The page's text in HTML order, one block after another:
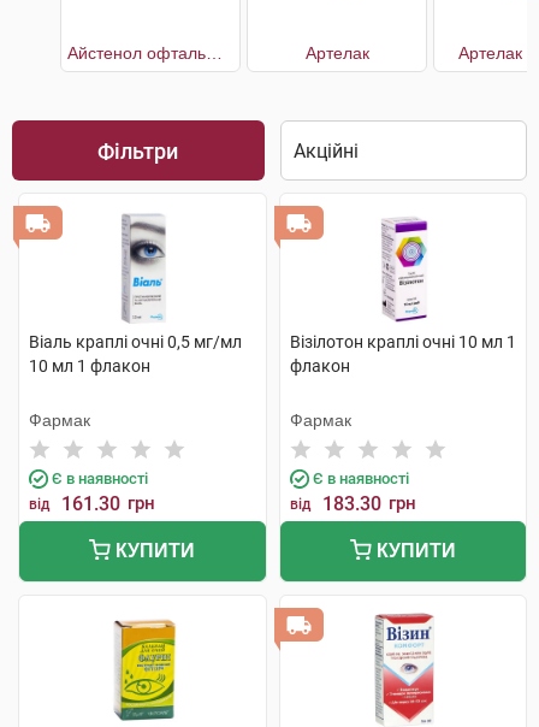
Артелак Артелак
Фільтри
Віаль краплі очні 0,5 мг/мл
10 мл 1 флакон
Фармак
Є в наявності
від 161.30 грн
КУПИТИ
Візілотон краплі очні 10 мл 1
флакон
Фармак
Є в наявності
від 183.30 грн
КУПИТИ